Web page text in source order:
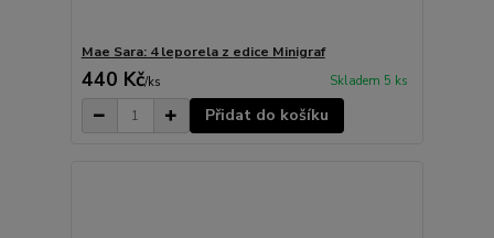
Mae Sara: 4 leporela z edice Minigraf
440 Kč/ks Skladem 5 ks
Přidat do košíku